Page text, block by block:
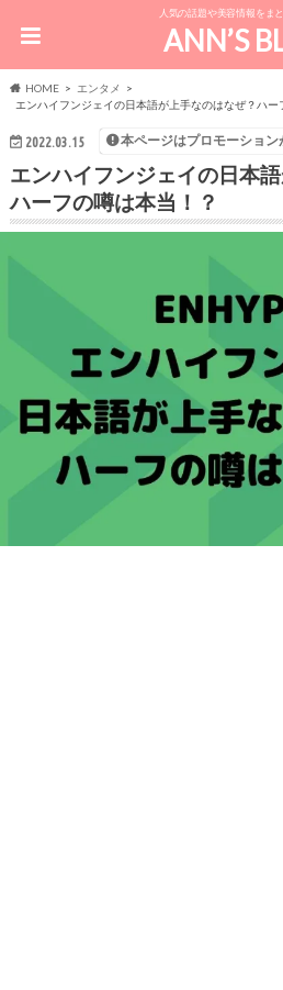
人気の話題や美容情報をま
ANN’S
HOME
エンタメ
エンハイフンジェイの日本語が上手なのはなぜ？ハー
2022.03.15 本ページはプロモーショ
エンハイフンジェイの日本
ハーフの噂は本当！？